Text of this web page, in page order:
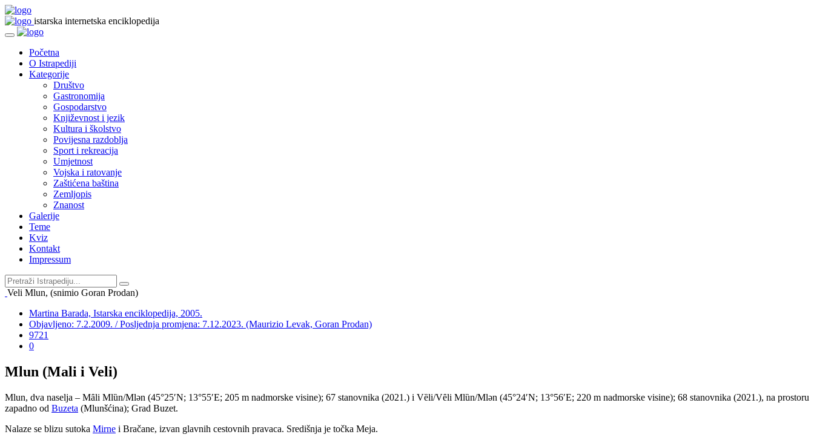
istarska internetska enciklopedija
Početna
O Istrapediji
Kategorije
Društvo
Gastronomija
Gospodarstvo
Književnost i jezik
Kultura i školstvo
Povijesna razdoblja
Sport i rekreacija
Umjetnost
Vojska i ratovanje
Zaštićena baština
Zemljopis
Znanost
Galerije
Teme
Kviz
Kontakt
Impressum
Veli Mlun, (snimio Goran Prodan)
Martina Barada, Istarska enciklopedija, 2005.
Objavljeno: 7.2.2009. / Posljednja promjena: 7.12.2023. (Maurizio Levak, Goran Prodan)
9721
0
Mlun (Mali i Veli)
Mlun, dva naselja – Mȃli Mlȕn/Mlən (45°25′N; 13°55′E; 205 m nadmorske visine); 67 stanovnika (2021.) i Vȅli/Vȇli Mlȕn/Mlən (45°24′N; 13°56′E; 220 m nadmorske visine); 68 stanovnika (2021.), na prostoru
zapadno od Buzeta (Mlunšćina); Grad Buzet.
Nalaze se blizu sutoka Mirne i Bračane, izvan glavnih cestovnih pravaca. Središnja je točka Meja.